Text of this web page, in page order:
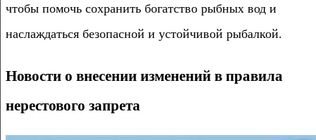
чтобы помочь сохранить богатство рыбных вод и
наслаждаться безопасной и устойчивой рыбалкой.
Новости о внесении изменений в правила
нерестового запрета